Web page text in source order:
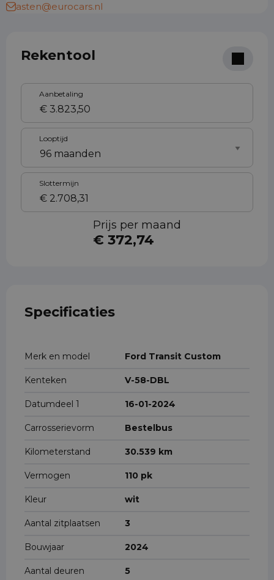
asten@eurocars.nl
Rekentool
Aanbetaling
Looptijd
Slottermijn
Prijs per maand
€ 372,74
Specificaties
Merk en model Ford Transit Custom
Kenteken V-58-DBL
Datumdeel 1 16-01-2024
Carrosserievorm Bestelbus
Kilometerstand 30.539 km
Vermogen 110 pk
Kleur wit
Aantal zitplaatsen 3
Bouwjaar 2024
Aantal deuren 5